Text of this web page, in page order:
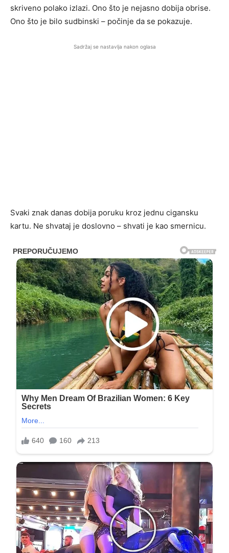
skriveno polako izlazi. Ono što je nejasno dobija obrise.
Ono što je bilo sudbinski – počinje da se pokazuje.
Sadržaj se nastavlja nakon oglasa
Svaki znak danas dobija poruku kroz jednu cigansku
kartu. Ne shvataj je doslovno – shvati je kao smernicu.